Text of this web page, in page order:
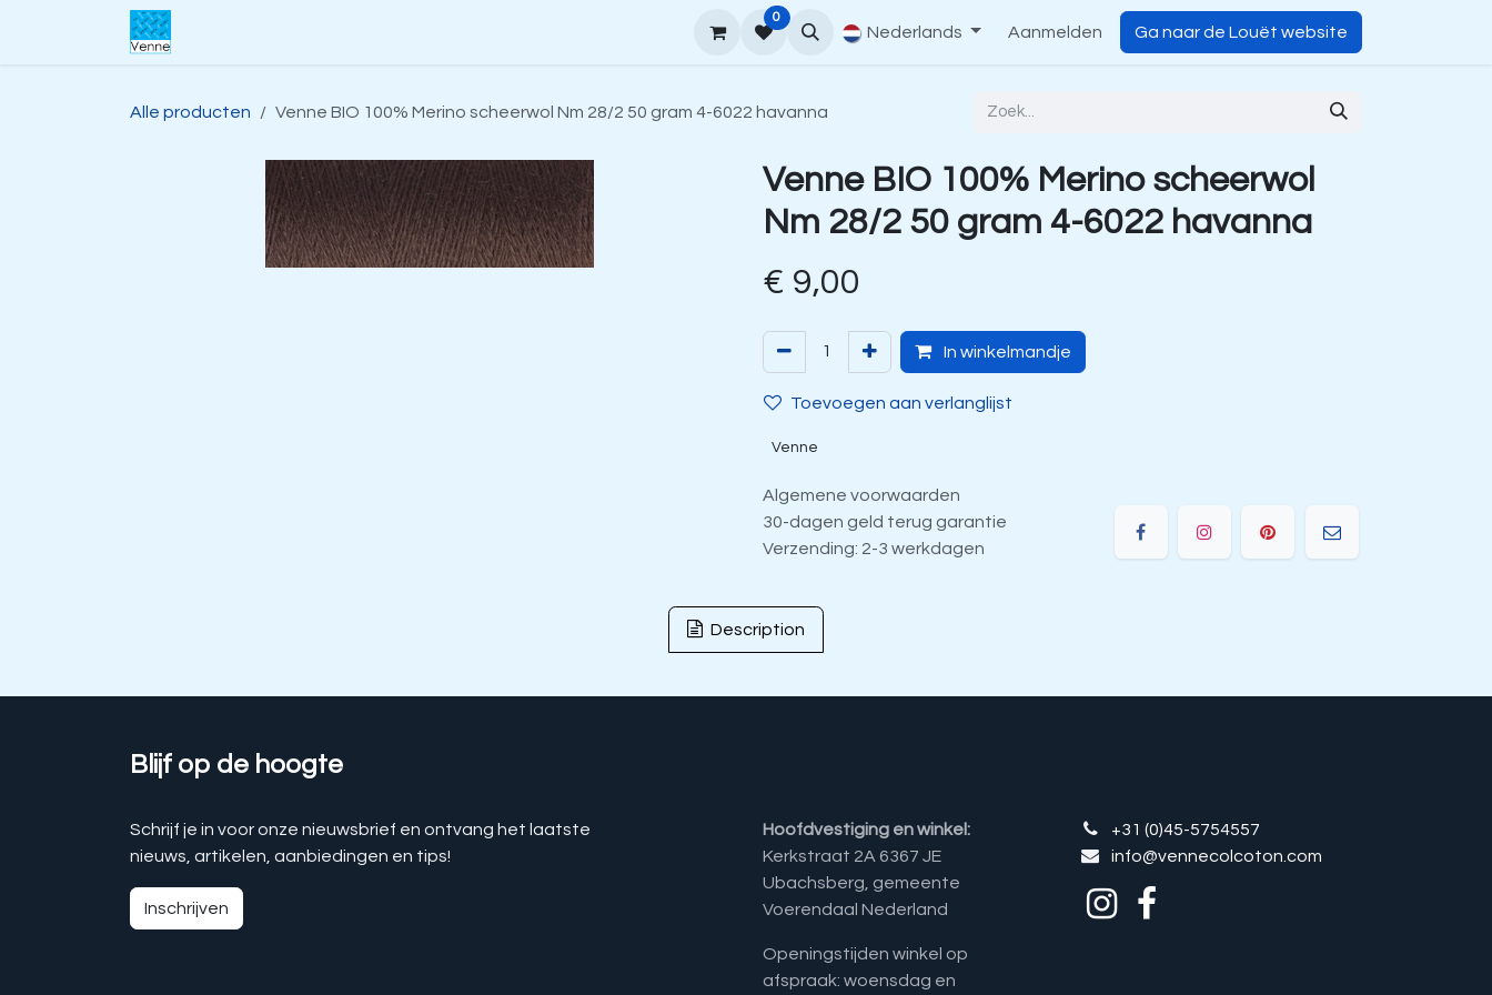
Overslaan naar inhoud
Hoe te bestellen Contact
0
Nederlands Aanmelden Ga naar de Louët website
Alle producten Venne BIO 100% Merino scheerwol Nm 28/2 50 gram 4-6022 havanna
Venne BIO 100% Merino scheerwol
Nm 28/2 50 gram 4-6022 havanna
€ 9,00
In winkelmandje
Toevoegen aan verlanglijst
Venne
Algemene voorwaarden
30-dagen geld terug garantie
Verzending: 2-3 werkdagen
Description
Blijf op de hoogte
Schrijf je in voor onze nieuwsbrief en ontvang het laatste
nieuws, artikelen, aanbiedingen en tips!
Inschrijven
Hoofdvestiging en winkel:
Kerkstraat 2A 6367 JE
Ubachsberg, gemeente
Voerendaal Nederland
Openingstijden winkel op
afspraak: woensdag en
+31 (0)45-5754557
info@vennecolcoton.com